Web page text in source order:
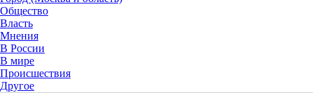
Общество
Власть
Мнения
В России
В мире
Происшествия
Другое